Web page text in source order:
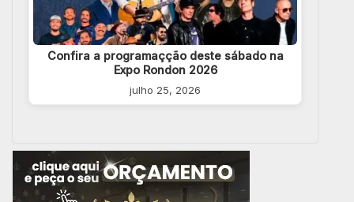
Confira a programaçção deste sábado na
Expo Rondon 2026
julho 25, 2026